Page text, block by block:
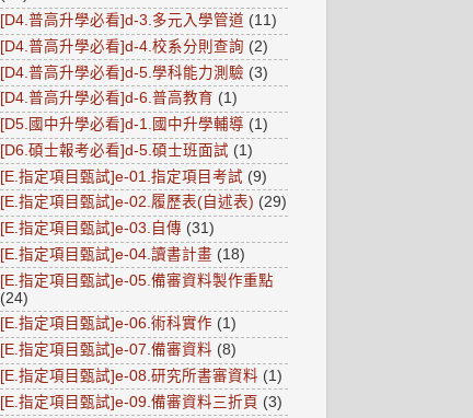
[D4.普高升學必看]d-3.多元入學管道 (11)
[D4.普高升學必看]d-4.校系分則查詢 (2)
[D4.普高升學必看]d-5.學科能力測驗 (3)
[D4.普高升學必看]d-6.普高教育 (1)
[D5.國中升學必看]d-1.國中升學輔導 (1)
[D6.碩士報考必看]d-5.碩士班面試 (1)
[E.指定項目甄試]e-01.指定項目考試 (9)
[E.指定項目甄試]e-02.履歷表(自述表) (29)
[E.指定項目甄試]e-03.自傳 (31)
[E.指定項目甄試]e-04.讀書計畫 (18)
[E.指定項目甄試]e-05.備審資料製作重點
(24)
[E.指定項目甄試]e-06.術科實作 (1)
[E.指定項目甄試]e-07.備審資料 (8)
[E.指定項目甄試]e-08.研究所書審資料 (1)
[E.指定項目甄試]e-09.備審資料三折頁 (3)